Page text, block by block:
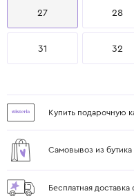
27 28
31 32
Купить подарочную
Самовывоз из бутика
Бесплатная